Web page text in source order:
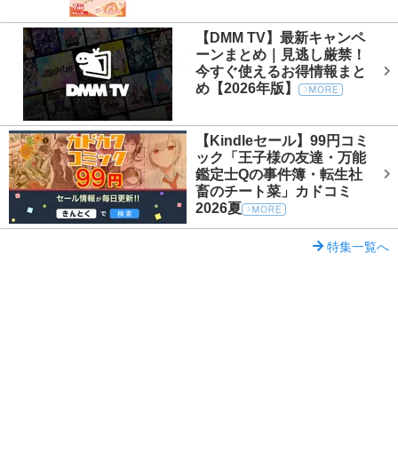
【DMM TV】最新キャンペ
ーンまとめ｜見逃し厳禁！
今すぐ使えるお得情報まと
め【2026年版】
【Kindleセール】99円コミ
ック「王子様の友達・万能
鑑定士Qの事件簿・転生社
畜のチート菜」カドコミ
2026夏
特集一覧へ